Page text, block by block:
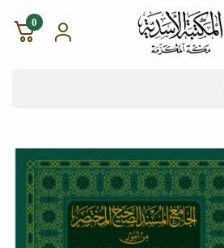
شركة المكتبة الأسدية للنشر
0